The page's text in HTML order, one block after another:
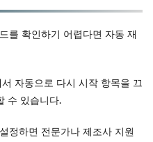
를 확인하기 어렵다면 자동 재
자동으로 다시 시작 항목을 끄
수 있습니다.
정하면 전문가나 제조사 지원